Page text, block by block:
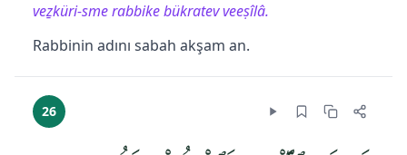
veẕküri-sme rabbike bükratev veeṣîlâ.
Rabbinin adını sabah akşam an.
26